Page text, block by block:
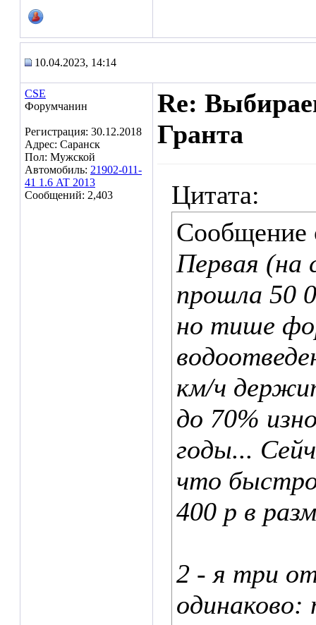
10.04.2023, 14:14
CSE
Форумчанин
Регистрация: 30.12.2018
Адрес: Саранск
Пол: Мужской
Автомобиль: 21902-011-
41 1.6 AT 2013
Сообщений: 2,403
Re:
Гранта
Цитата:
Сообщение
Первая (на
прошла 50
но тише
км/ч
до 70%
годы...
что
400 р в
2 - я три